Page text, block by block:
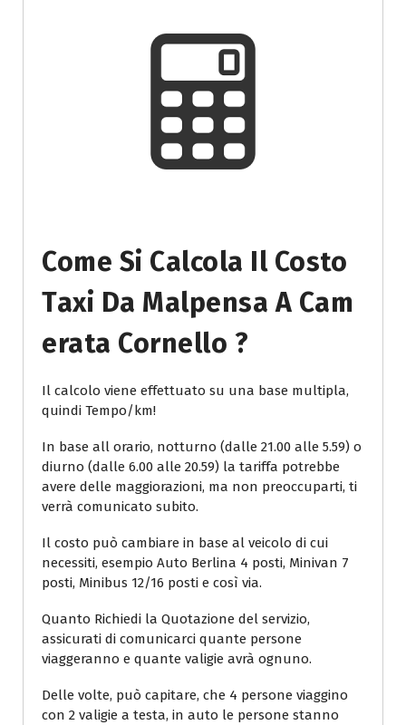
Come Si Calcola Il Costo
Taxi Da Malpensa A Cam
Erata Cornello ?
Il calcolo viene effettuato su una base multipla,
quindi Tempo/km!
In base all orario, notturno (dalle 21.00 alle 5.59) o
diurno (dalle 6.00 alle 20.59) la tariffa potrebbe
avere delle maggiorazioni, ma non preoccuparti, ti
verrà comunicato subito.
Il costo può cambiare in base al veicolo di cui
necessiti, esempio Auto Berlina 4 posti, Minivan 7
posti, Minibus 12/16 posti e così via.
Quanto Richiedi la Quotazione del servizio,
assicurati di comunicarci quante persone
viaggeranno e quante valigie avrà ognuno.
Delle volte, può capitare, che 4 persone viaggino
con 2 valigie a testa, in auto le persone stanno